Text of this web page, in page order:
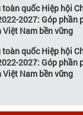
quốc Hiệp hội
2027: Góp phần
Nam bền vững
quốc Hiệp hội
2027: Góp phần
Nam bền vững